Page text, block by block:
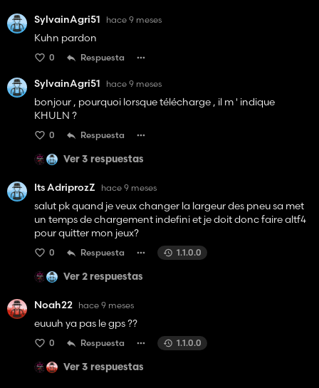
SylvainAgri51 hace 9 meses
Kuhn pardon
0 Respuesta
SylvainAgri51 hace 9 meses
bonjour , pourquoi lorsque télécharge , il m ' indique
KHULN ?
0 Respuesta
Ver 3 respuestas
Its AdriprozZ hace 9 meses
salut pk quand je veux changer la largeur des pneu sa met
un temps de chargement indefini et je doit donc faire altf4
pour quitter mon jeux?
0 Respuesta 1.1.0.0
Ver 2 respuestas
Noah22 hace 9 meses
euuuh ya pas le gps ??
0 Respuesta 1.1.0.0
Ver 3 respuestas